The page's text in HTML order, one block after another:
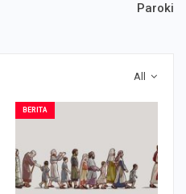
Paroki
All
BERITA